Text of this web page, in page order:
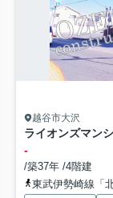
越谷市大沢
ライオンズマン
-
/築37年 /4階建
東武伊勢崎線「